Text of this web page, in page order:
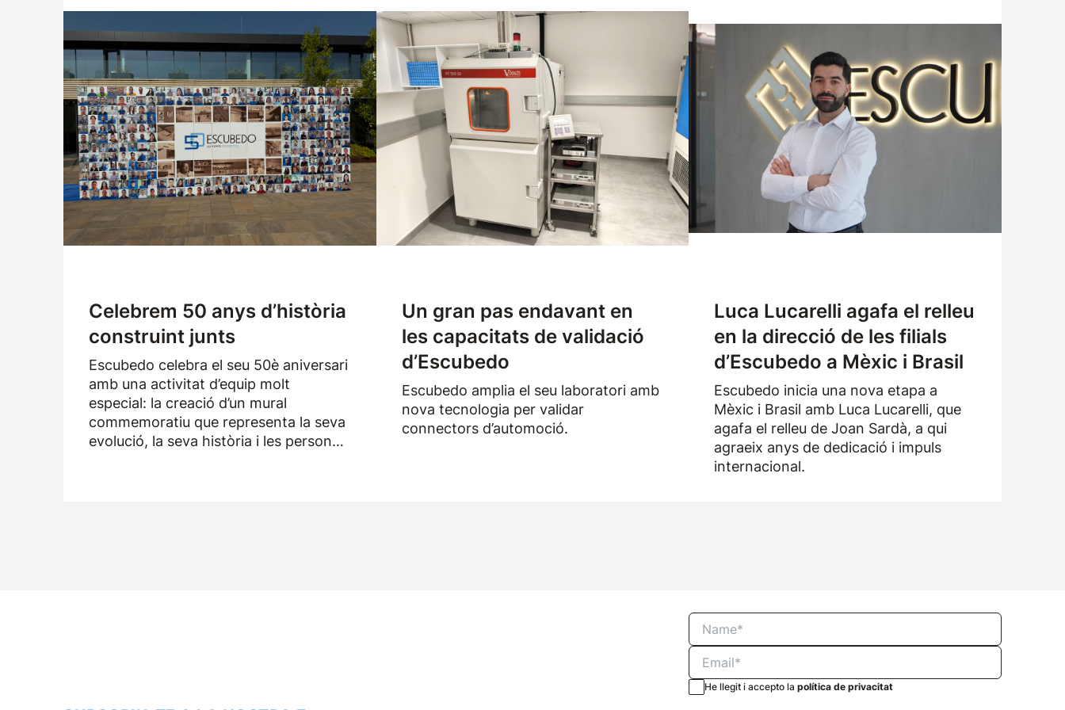
Empresa
Logística
Productes
Notícies
Descàrregues
ATENCIÓ AL CLIENT
TREBALLA AMB NOSALTRES
SOL·LICITUD DE MOSTRES
Celebrem 50 anys d’història
construint junts
Escubedo celebra el seu 50è aniversari
amb una activitat d’equip molt
especial: la creació d’un mural
commemoratiu que representa la seva
evolució, la seva història i les persones
Un gran pas endavant en
les capacitats de validació
d’Escubedo
Escubedo amplia el seu laboratori amb
nova tecnologia per validar
connectors d’automoció.
Luca Lucarelli agafa el relleu
en la direcció de les filials
d’Escubedo a Mèxic i Brasil
Escubedo inicia una nova etapa a
Mèxic i Brasil amb Luca Lucarelli, que
agafa el relleu de Joan Sardà, a qui
agraeix anys de dedicació i impuls
internacional.
He llegit i accepto lapolítica de privacitat